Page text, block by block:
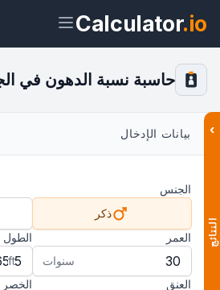
Calculator.io
رابط
معاينة حاسبة نسبة الدهون في الجسم
للجيش ويدجت
حاسبة نسبة الدهون في
بيانات الإدخال
الجنس
ذكر
العمر
سنوات
الطول
ft
العنق
الخصر
›
النتائج